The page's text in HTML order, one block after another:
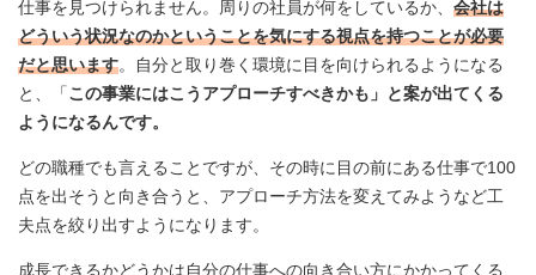
仕事を見つけられません。周りの社員が何をしているか、 会社は
どういう状況なのかということを気にする視点を持つことが必要
だと思います。自分と取り巻く環境に目を向けられるようになる
と、「この事業にはこうアプローチすべきかも」と案が出てくる
ようになるんです。
どの職種でも言えることですが、その時に目の前にある仕事で100
点を出そうと向き合うと、アプローチ方法を変えてみようなど工
夫点を絞り出すようになります。
成長できるかどうかは自分の仕事への向き合い方にかかってくる